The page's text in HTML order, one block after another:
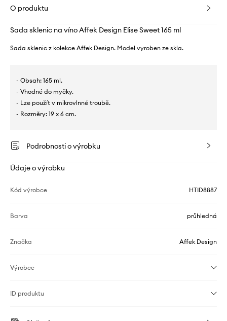
O produktu
Sada sklenic na víno Affek Design Elise Sweet 165 ml
Sada sklenic z kolekce Affek Design. Model vyroben ze skla.
- Obsah: 165 ml.
- Vhodné do myčky.
- Lze použít v mikrovlnné troubě.
- Rozměry: 19 x 6 cm.
Podrobnosti o výrobku
Údaje o výrobku
Kód výrobce HTID8887
Barva průhledná
Značka Affek Design
Výrobce
ID produktu